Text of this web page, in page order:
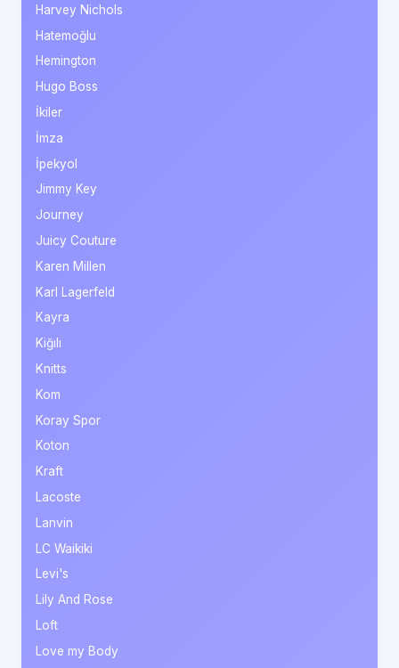
Harvey Nichols
Hatemoğlu
Hemington
Hugo Boss
İkiler
İmza
İpekyol
Jimmy Key
Journey
Juicy Couture
Karen Millen
Karl Lagerfeld
Kayra
Kiğılı
Knitts
Kom
Koray Spor
Koton
Kraft
Lacoste
Lanvin
LC Waikiki
Levi's
Lily And Rose
Loft
Love my Body